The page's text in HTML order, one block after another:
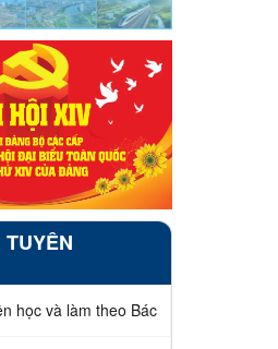
học và làm theo Bác